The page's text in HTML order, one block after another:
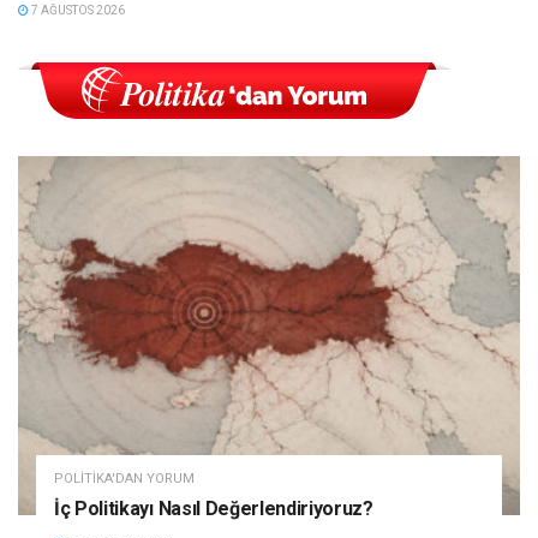
7 AĞUSTOS 2026
POLITIKA'DAN YORUM
İç Politikayı Nasıl Değerlendiriyoruz?